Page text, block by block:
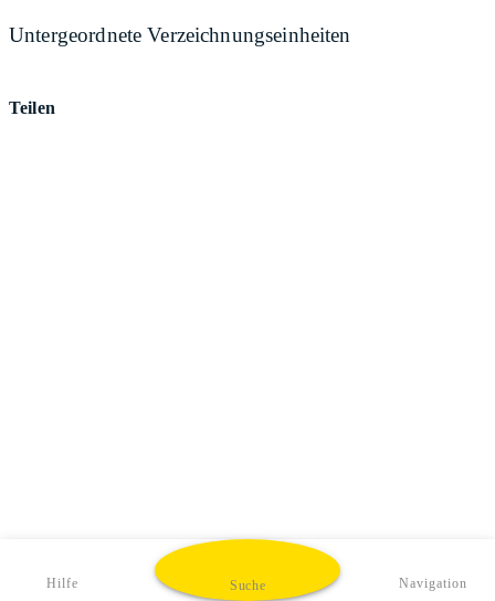
Untergeordnete Verzeichnungseinheiten
Teilen
Hilfe Suche Navigation